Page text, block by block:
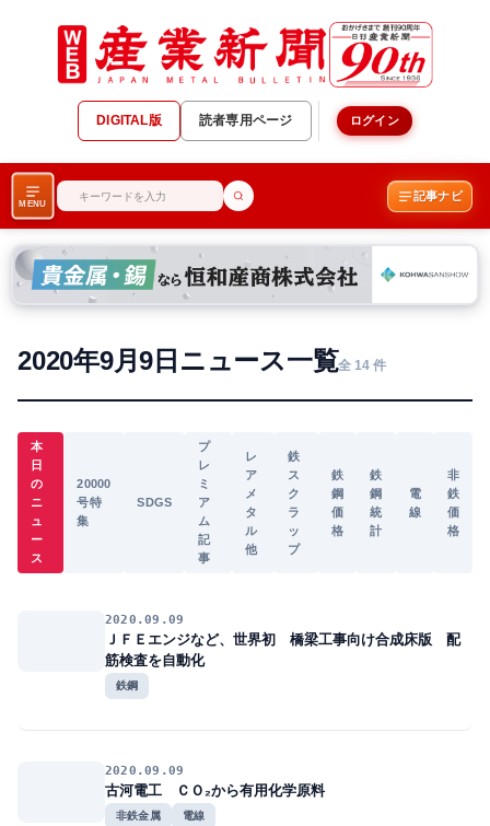
DIGITAL版 読者専用ページ ログイン
MENU
記事ナビ
2020年9月9日ニュース一覧全 14 件
本
日
の
ニ
ュ
ー
ス
20000
号特
集
SDGS
プ
レ
ミ
ア
ム
記
事
レ
ア
メ
タ
ル
他
鉄
ス
ク
ラ
ッ
プ
鉄
鋼
価
格
鉄
鋼
統
計
電
線
非
鉄
価
格
2020.09.09
ＪＦＥエンジなど、世界初 橋梁工事向け合成床版 配
筋検査を自動化
鉄鋼
2020.09.09
古河電工 ＣＯ₂から有用化学原料
非鉄金属 電線